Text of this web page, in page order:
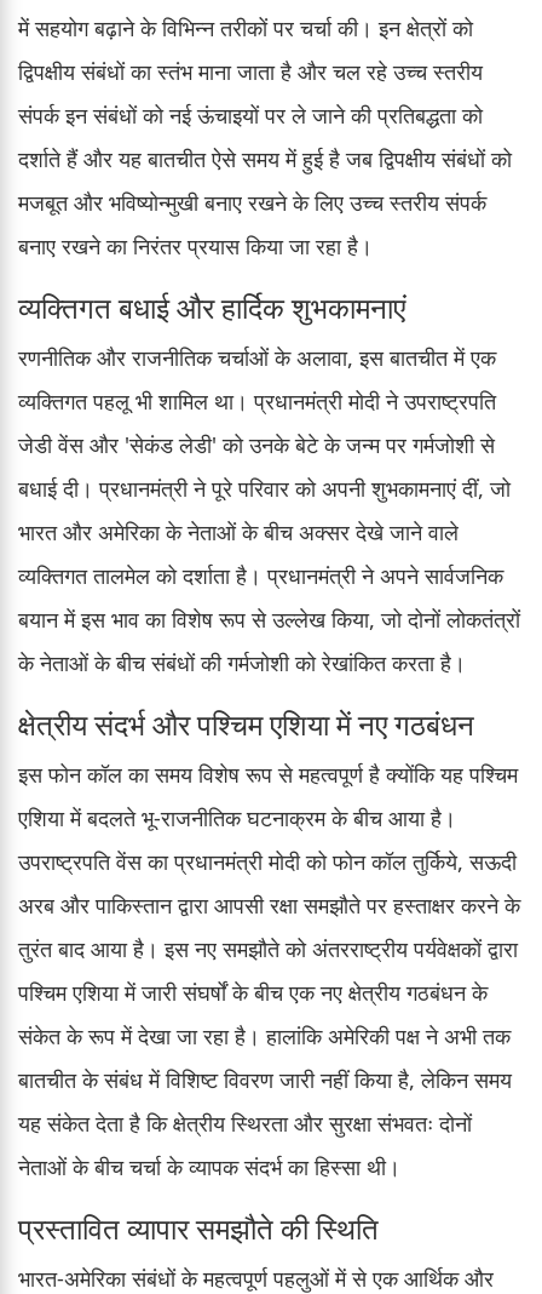
में सहयोग बढ़ाने के विभिन्न तरीकों पर चर्चा की। इन क्षेत्रों को
द्विपक्षीय संबंधों का स्तंभ माना जाता है और चल रहे उच्च स्तरीय
संपर्क इन संबंधों को नई ऊंचाइयों पर ले जाने की प्रतिबद्धता को
दर्शाते हैं और यह बातचीत ऐसे समय में हुई है जब द्विपक्षीय संबंधों को
मजबूत और भविष्योन्मुखी बनाए रखने के लिए उच्च स्तरीय संपर्क
बनाए रखने का निरंतर प्रयास किया जा रहा है।
व्यक्तिगत बधाई और हार्दिक शुभकामनाएं
रणनीतिक और राजनीतिक चर्चाओं के अलावा, इस बातचीत में एक
व्यक्तिगत पहलू भी शामिल था। प्रधानमंत्री मोदी ने उपराष्ट्रपति
जेडी वेंस और 'सेकंड लेडी' को उनके बेटे के जन्म पर गर्मजोशी से
बधाई दी। प्रधानमंत्री ने पूरे परिवार को अपनी शुभकामनाएं दीं, जो
भारत और अमेरिका के नेताओं के बीच अक्सर देखे जाने वाले
व्यक्तिगत तालमेल को दर्शाता है। प्रधानमंत्री ने अपने सार्वजनिक
बयान में इस भाव का विशेष रूप से उल्लेख किया, जो दोनों लोकतंत्रों
के नेताओं के बीच संबंधों की गर्मजोशी को रेखांकित करता है।
क्षेत्रीय संदर्भ और पश्चिम एशिया में नए गठबंधन
इस फोन कॉल का समय विशेष रूप से महत्वपूर्ण है क्योंकि यह पश्चिम
एशिया में बदलते भू-राजनीतिक घटनाक्रम के बीच आया है।
उपराष्ट्रपति वेंस का प्रधानमंत्री मोदी को फोन कॉल तुर्किये, सऊदी
अरब और पाकिस्तान द्वारा आपसी रक्षा समझौते पर हस्ताक्षर करने के
तुरंत बाद आया है। इस नए समझौते को अंतरराष्ट्रीय पर्यवेक्षकों द्वारा
पश्चिम एशिया में जारी संघर्षों के बीच एक नए क्षेत्रीय गठबंधन के
संकेत के रूप में देखा जा रहा है। हालांकि अमेरिकी पक्ष ने अभी तक
बातचीत के संबंध में विशिष्ट विवरण जारी नहीं किया है, लेकिन समय
यह संकेत देता है कि क्षेत्रीय स्थिरता और सुरक्षा संभवतः दोनों
नेताओं के बीच चर्चा के व्यापक संदर्भ का हिस्सा थी।
प्रस्तावित व्यापार समझौते की स्थिति
भारत-अमेरिका संबंधों के महत्वपूर्ण पहलुओं में से एक आर्थिक और